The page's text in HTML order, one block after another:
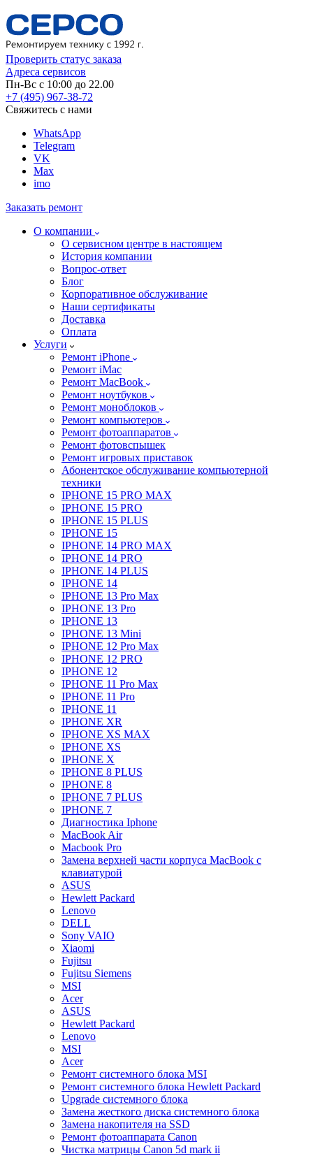
Проверить статус заказа
Адреса сервисов
Пн-Вс с 10:00 до 22.00
+7 (495) 967-38-72
Свяжитесь с нами
WhatsApp
Telegram
VK
Max
imo
Заказать ремонт
О компании
О сервисном центре в настоящем
История компании
Вопрос-ответ
Блог
Корпоративное обслуживание
Наши сертификаты
Доставка
Оплата
Услуги
Ремонт iPhone
Ремонт iMac
Ремонт MacBook
Ремонт ноутбуков
Ремонт моноблоков
Ремонт компьютеров
Ремонт фотоаппаратов
Ремонт фотовспышек
Ремонт игровых приставок
Абонентское обслуживание компьютерной
техники
IPHONE 15 PRO MAX
IPHONE 15 PRO
IPHONE 15 PLUS
IPHONE 15
IPHONE 14 PRO MAX
IPHONE 14 PRO
IPHONE 14 PLUS
IPHONE 14
IPHONE 13 Pro Max
IPHONE 13 Pro
IPHONE 13
IPHONE 13 Mini
IPHONE 12 Pro Max
IPHONE 12 PRO
IPHONE 12
IPHONE 11 Pro Max
IPHONE 11 Pro
IPHONE 11
IPHONE XR
IPHONE XS MAX
IPHONE XS
IPHONE X
IPHONE 8 PLUS
IPHONE 8
IPHONE 7 PLUS
IPHONE 7
Диагностика Iphone
MacBook Air
Macbook Pro
Замена верхней части корпуса MacBook с
клавиатурой
ASUS
Hewlett Packard
Lenovo
DELL
Sony VAIO
Xiaomi
Fujitsu
Fujitsu Siemens
MSI
Acer
ASUS
Hewlett Packard
Lenovo
MSI
Acer
Ремонт системного блока MSI
Ремонт системного блока Hewlett Packard
Upgrade системного блока
Замена жесткого диска системного блока
Замена накопителя на SSD
Ремонт фотоаппарата Canon
Чистка матрицы Canon 5d mark ii